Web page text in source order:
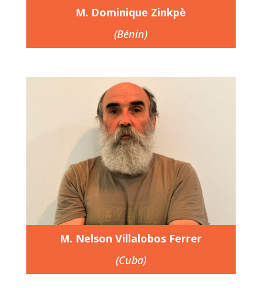
M. Dominique Zinkpè
(Bénin)
M. Nelson Villalobos Ferrer
(Cuba)